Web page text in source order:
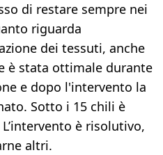
di restare sempre nei
riguarda
dei tessuti, anche
è stata ottimale durante
e dopo l'intervento la
Sotto i 15 chili è
è risolutivo,
altri.